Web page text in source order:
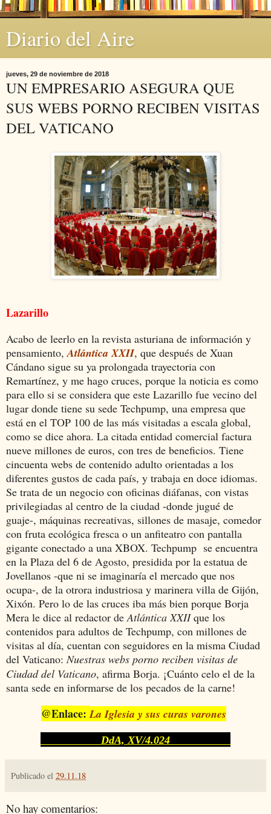
Diario del Aire
jueves, 29 de noviembre de 2018
UN EMPRESARIO ASEGURA QUE
SUS WEBS PORNO RECIBEN VISITAS
DEL VATICANO
Lazarillo
Acabo de leerlo en la revista asturiana de información y
pensamiento, Atlántica XXII, que después de Xuan
Cándano sigue su ya prolongada trayectoria con
Remartínez, y me hago cruces, porque la noticia es como
para ello si se considera que este Lazarillo fue vecino del
lugar donde tiene su sede Techpump, una empresa que
está en el TOP 100 de las más visitadas a escala global,
como se dice ahora. La citada entidad comercial factura
nueve millones de euros, con tres de beneficios. Tiene
cincuenta webs de contenido adulto orientadas a los
diferentes gustos de cada país, y trabaja en doce idiomas.
Se trata de un negocio con oficinas diáfanas, con vistas
privilegiadas al centro de la ciudad -donde jugué de
guaje-, máquinas recreativas, sillones de masaje, comedor
con fruta ecológica fresca o un anfiteatro con pantalla
gigante conectado a una XBOX. Techpump se encuentra
en la Plaza del 6 de Agosto, presidida por la estatua de
Jovellanos -que ni se imaginaría el mercado que nos
ocupa-, de la otrora industriosa y marinera villa de Gijón,
Xixón. Pero lo de las cruces iba más bien porque Borja
Mera le dice al redactor de Atlántica XXIIque los
contenidos para adultos de Techpump, con millones de
visitas al día, cuentan con seguidores en la misma Ciudad
del Vaticano: Nuestras webs porno reciben visitas de
Ciudad del Vaticano, afirma Borja. ¡Cuánto celo el de la
santa sede en informarse de los pecados de la carne!
@Enlace:La Iglesia y sus curas varones
DdA, XV/4.024
Publicado el 29.11.18
No hay comentarios: